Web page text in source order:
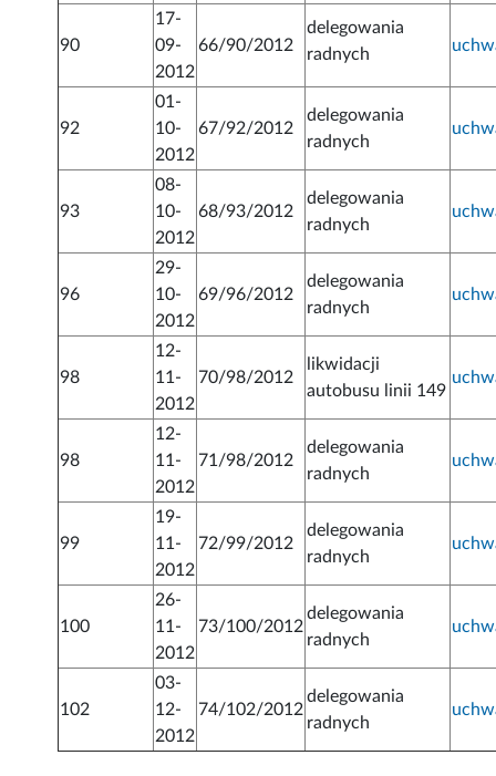
90
17-
09-
2012
66/90/2012
delegowania
radnych
92
01-
10-
2012
67/92/2012
delegowania
radnych
93
08-
10-
2012
68/93/2012
delegowania
radnych
96
29-
10-
2012
69/96/2012
delegowania
radnych
98
12-
11-
2012
70/98/2012
likwidacji
autobusu linii 149
98
12-
11-
2012
71/98/2012
delegowania
radnych
99
19-
11-
2012
72/99/2012
delegowania
radnych
100
26-
11-
2012
73/100/2012
delegowania
radnych
102
03-
12-
2012
74/102/2012
delegowania
radnych